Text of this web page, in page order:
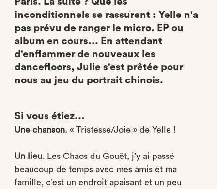
inconditionnels se rassurent : Yelle n'a
pas prévu de ranger le micro. EP ou
album en cours... En attendant
d'enflammer de nouveaux les
dancefloors, Julie s'est prêtée pour
nous au jeu du portrait chinois.
Si vous étiez...
Une chanson. « Tristesse/Joie » de Yelle !
Un lieu. Les Chaos du Gouët, j’y ai passé
beaucoup de temps avec mes amis et ma
famille, c’est un endroit apaisant et un peu